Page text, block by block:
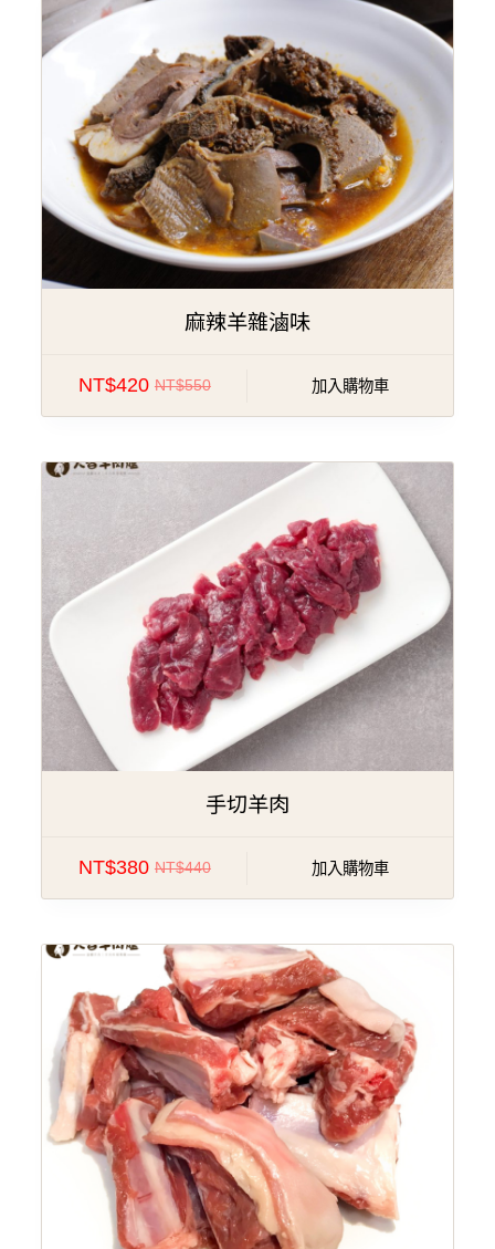
特價!
麻辣羊雜滷味
NT$550
NT$420 加入購物車
手切羊肉
NT$440
NT$380 加入購物車